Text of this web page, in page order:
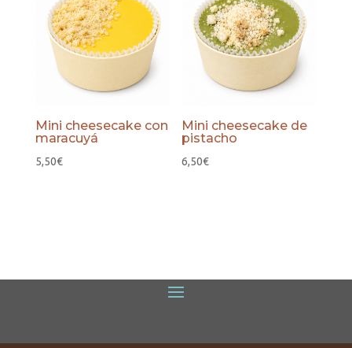
Mini cheesecake con
maracuyá
5,50€
Mini cheesecake de
pistacho
6,50€